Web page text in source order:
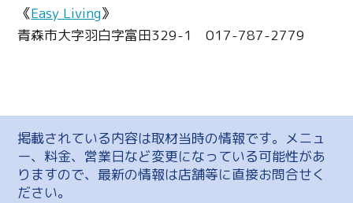
《Easy Living》
青森市大字羽白字富田329-1 017-787-2779
掲載されている内容は取材当時の情報です。メニュ
ー、料金、営業日など変更になっている可能性があ
りますので、最新の情報は店舗等に直接お問合せく
ださい。